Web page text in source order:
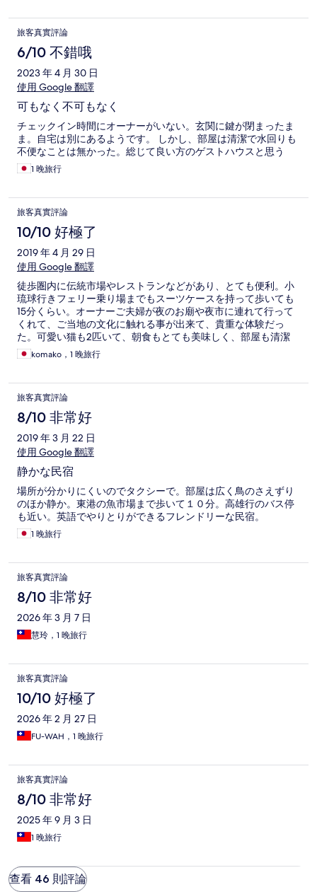
旅客真實評論
6/10 不錯哦
2023 年 4 月 30 日
使用 Google 翻譯
可もなく不可もなく
チェックイン時間にオーナーがいない。玄関に鍵が閉まったま
ま。自宅は別にあるようです。 しかし、部屋は清潔で水回りも
不便なことは無かった。総じて良い方のゲストハウスと思う
1 晚旅行
旅客真實評論
10/10 好極了
2019 年 4 月 29 日
使用 Google 翻譯
徒歩圏内に伝統市場やレストランなどがあり、とても便利。小
琉球行きフェリー乗り場までもスーツケースを持って歩いても
15分くらい。オーナーご夫婦が夜のお廟や夜市に連れて行って
くれて、ご当地の文化に触れる事が出来て、貴重な体験だっ
た。可愛い猫も2匹いて、朝食もとても美味しく、部屋も清潔
で、快適な滞在だった。部屋は、鍵以外にチェーンも付いてい
て、女性の一人旅でも安心んして過ごす事ができる。
komako，1 晚旅行
旅客真實評論
8/10 非常好
2019 年 3 月 22 日
使用 Google 翻譯
静かな民宿
場所が分かりにくいのでタクシーで。部屋は広く鳥のさえずり
のほか静か。東港の魚市場まで歩いて１０分。高雄行のバス停
も近い。英語でやりとりができるフレンドリーな民宿。
1 晚旅行
旅客真實評論
8/10 非常好
2026 年 3 月 7 日
慧玲，1 晚旅行
旅客真實評論
10/10 好極了
2026 年 2 月 27 日
FU-WAH，1 晚旅行
旅客真實評論
8/10 非常好
2025 年 9 月 3 日
1 晚旅行
查看 46 則評論